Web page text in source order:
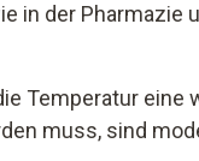
in der Pharmazie
Temperatur eine
muss, sind